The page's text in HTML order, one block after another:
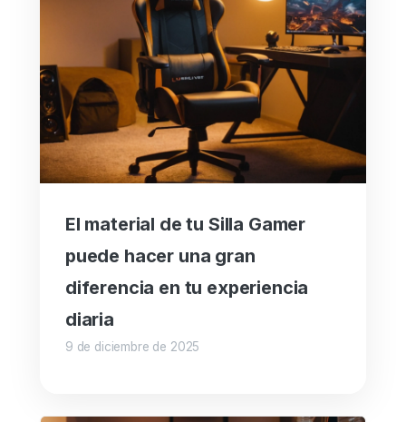
El material de tu Silla Gamer
puede hacer una gran
diferencia en tu experiencia
diaria
9 de diciembre de 2025